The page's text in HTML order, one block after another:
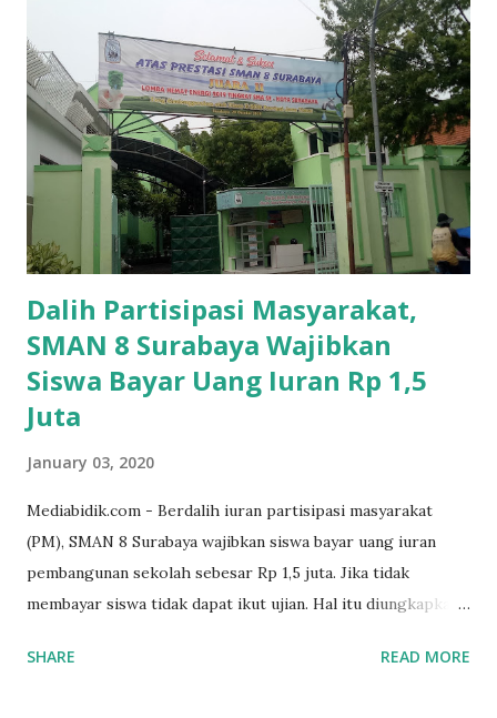
Dalih Partisipasi Masyarakat,
SMAN 8 Surabaya Wajibkan
Siswa Bayar Uang Iuran Rp 1,5
Juta
January 03, 2020
Mediabidik.com - Berdalih iuran partisipasi masyarakat
(PM), SMAN 8 Surabaya wajibkan siswa bayar uang iuran
pembangunan sekolah sebesar Rp 1,5 juta. Jika tidak
membayar siswa tidak dapat ikut ujian. Hal itu diungkapkan
SMAN 8 Jalan Iskandar Muda Surabaya mengatakan, ada
SHARE READ MORE